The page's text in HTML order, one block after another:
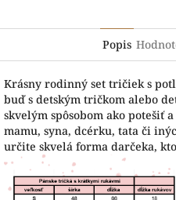
Popis
Krásny rodinný set tričiek s
buď s detským tričkom alebo
skvelým spôsobom ako potešiť
mamu, syna, dcérku, tata či
určite skvelá forma darčeka,